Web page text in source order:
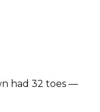
had 32 toes —